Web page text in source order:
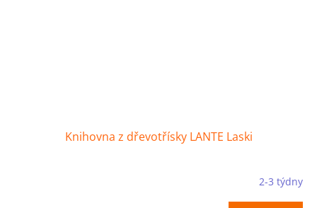
Knihovna z dřevotřísky LANTE Laski
2-3 týdny